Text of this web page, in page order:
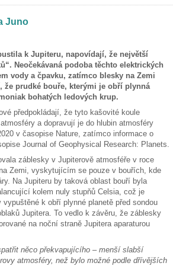
Juno
k Jupiteru, napovídají, že největší
Neočekávaná podoba těchto elektrických
vody a čpavku, zatímco blesky na Zemi
prudké bouře, kterými je obří plynná
bohatých ledových krup.
předpokládají, že tyto kašovité koule
a dopravují je do hlubin atmosféry
v časopise Nature, zatímco informace o
Journal of Geophysical Research: Planets.
záblesky v Jupiterově atmosféře v roce
Zemi, vyskytujícím se pouze v bouřích, kde
Na Jupiteru by taková oblast bouří byla
kolem nuly stupňů Celsia, což je
k obří plynné planetě před sondou
Jupitera. To vedlo k závěru, že záblesky
na noční straně Jupitera aparaturou
něco překvapujícího – menší slabší
atmosféry, než bylo možné podle dřívějších